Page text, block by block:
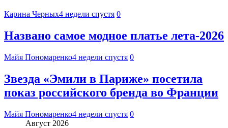
Карина Черных4 недели спустя 0
Названо самое модное платье лета-2026
Майя Пономаренко4 недели спустя 0
Звезда «Эмили в Париже» посетила
показ российского бренда во Франции
Майя Пономаренко4 недели спустя 0
Август 2026